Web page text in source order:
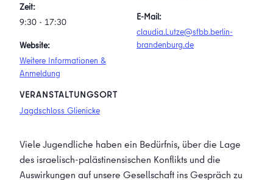
Zeit:
9:30 - 17:30
Website:
Weitere Informationen &
Anmeldung
VERANSTALTUNGSORT
Jagdschloss Glienicke
E-Mail:
claudia.Lutze@sfbb.berlin-
brandenburg.de
Viele Jugendliche haben ein Bedürfnis, über die Lage
des israelisch-palästinensischen Konflikts und die
Auswirkungen auf unsere Gesellschaft ins Gespräch zu